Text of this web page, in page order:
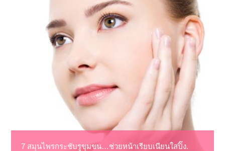
7 สมุนไพรกระชับรูขุมขน…ช่วยหน้าเรียบเนียนใสปิ๊ง.